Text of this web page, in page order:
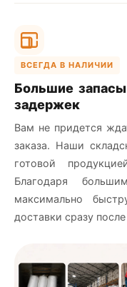
ВСЕГДА В НАЛИЧИИ
Большие
задержек
Вам не придется
заказа. Наши
готовой
Благодаря
максимально
доставки сразу